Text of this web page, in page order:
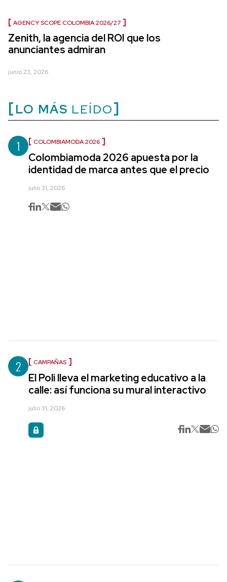
AGENCY SCOPE COLOMBIA 2026/27
Zenith, la agencia del ROI que los
anunciantes admiran
junio 23, 2026
LO MÁS LEÍDO
1 COLOMBIAMODA 2026
Colombiamoda 2026 apuesta por la
identidad de marca antes que el precio
julio 31, 2026
2 CAMPAÑAS
El Poli lleva el marketing educativo a la
calle: así funciona su mural interactivo
julio 31, 2026